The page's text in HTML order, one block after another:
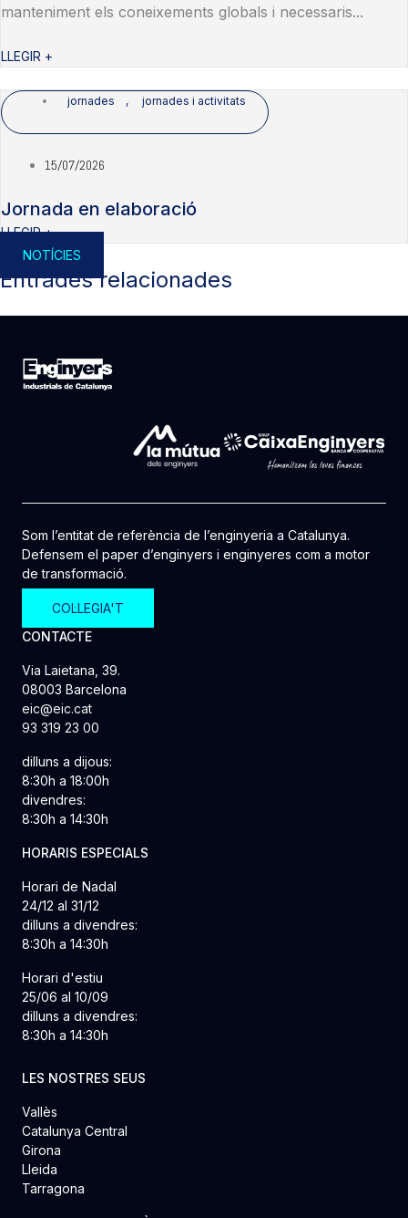
manteniment els coneixements globals i necessaris...
LLEGIR +
jornades , jornades i activitats
15/07/2026
Jornada en elaboració
LLEGIR +
NOTÍCIES
Entrades relacionades
Som l’entitat de referència de l’enginyeria a Catalunya.
Defensem el paper d’enginyers i enginyeres com a motor
de transformació.
COL·LEGIA'T
CONTACTE
Via Laietana, 39.
08003 Barcelona
eic@eic.cat
93 319 23 00
dilluns a dijous:
8:30h a 18:00h
divendres:
8:30h a 14:30h
HORARIS ESPECIALS
Horari de Nadal
24/12 al 31/12
dilluns a divendres:
8:30h a 14:30h
Horari d'estiu
25/06 al 10/09
dilluns a divendres:
8:30h a 14:30h
LES NOSTRES SEUS
Vallès
Catalunya Central
Girona
Lleida
Tarragona